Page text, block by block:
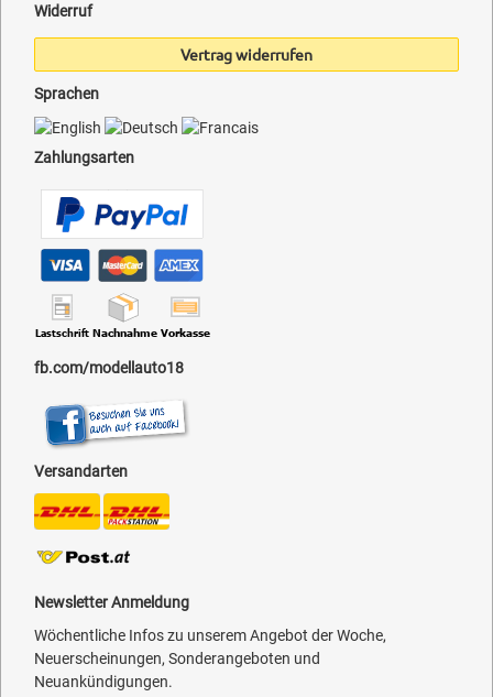
Widerruf
Vertrag widerrufen
Sprachen
Zahlungsarten
fb.com/modellauto18
Versandarten
Newsletter Anmeldung
Wöchentliche Infos zu unserem Angebot der Woche,
Neuerscheinungen, Sonderangeboten und
Neuankündigungen.